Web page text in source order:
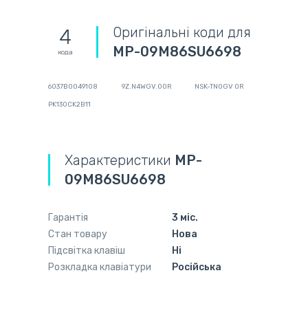
4
кода
Оригінальні коди для
MP-09M86SU6698
6037B0049108 9Z.N4WGV.00R NSK-TN0GV 0R
PK130CK2B11
Характеристики MP-
09M86SU6698
Гарантія
3 міс.
Стан товару
Нова
Підсвітка клавіш
Ні
Розкладка клавіатури
Російська